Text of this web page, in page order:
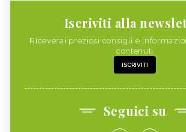
Iscriviti alla
Riceverai preziosi consigli e
contenuti
ISCRIVITI
Seguici su